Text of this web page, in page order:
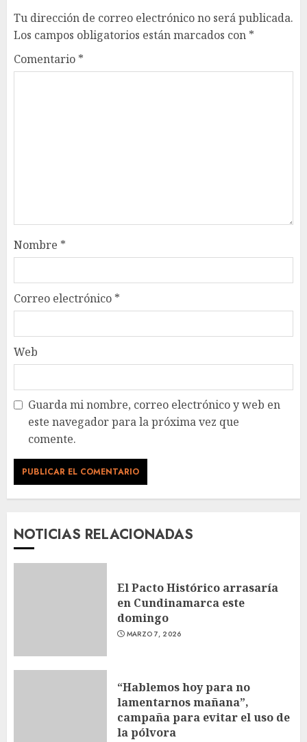
Tu dirección de correo electrónico no será publicada.
Los campos obligatorios están marcados con *
Comentario *
Nombre *
Correo electrónico *
Web
Guarda mi nombre, correo electrónico y web en
este navegador para la próxima vez que
comente.
NOTICIAS RELACIONADAS
El Pacto Histórico arrasaría
en Cundinamarca este
domingo
MARZO 7, 2026
“Hablemos hoy para no
lamentarnos mañana”,
campaña para evitar el uso de
la pólvora